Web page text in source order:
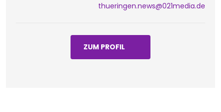
thueringen.news@021media.de
ZUM PROFIL